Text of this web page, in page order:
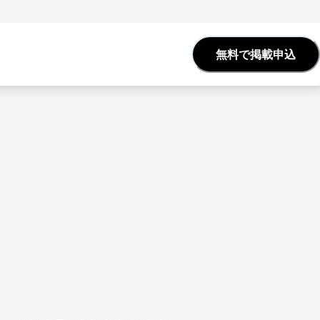
無料で掲載申込